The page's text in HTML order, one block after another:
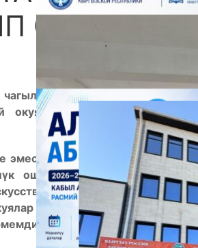
ӨЧ АЛДЫ?
«Солдаттын атасы»
окуяларды башынанөткөрг
эмес Ата мекенин, кара чечекей
үк ошол кездеги совет элинин
адамдары чогултуп туруп
ошол «каар жылдарда»
сиздерге кыскача баяндап